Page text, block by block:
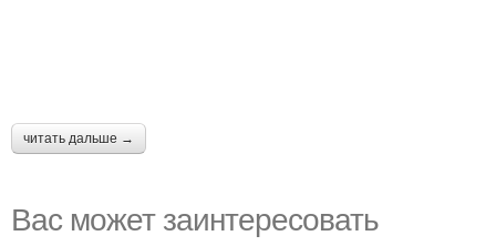
читать дальше →
Вас может заинтересовать